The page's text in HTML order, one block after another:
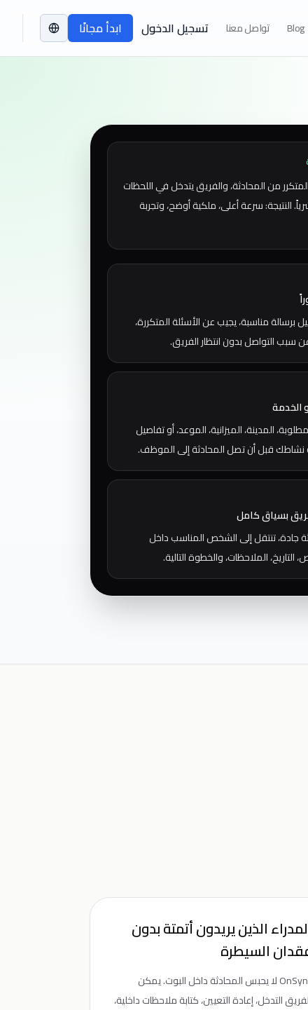
Blog تواصل معنا تسجيل الدخول ابدأ مجانًا
من المحادثة، والفريق يتدخل في اللحظات
النتيجة: سرعة أعلى، ملكية أوضح، وتجربة
برسالة مناسبة، يجيب عن الأسئلة المتكررة،
سبب التواصل بدون انتظار الفريق.
الخدمة
المدينة، الميزانية، الموعد، أو تفاصيل
قبل أن تصل المحادثة إلى الموظف.
بسياق كامل
جادة، تنتقل إلى الشخص المناسب داخل
الذين يريدون أتمتة بدون
السيطرة
OnSync لا يحبس المحادثة داخل البوت. يمكن
التدخل، إعادة التعيين، كتابة ملاحظات داخلية،